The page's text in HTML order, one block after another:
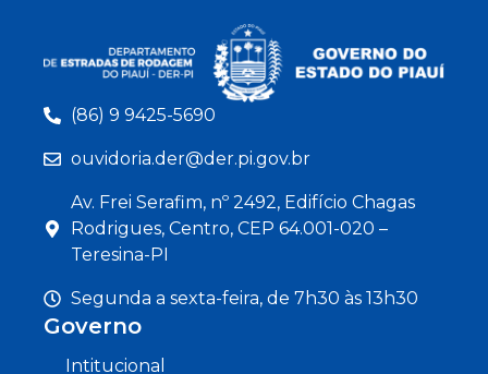
(86) 9 9425-5690
ouvidoria.der@der.pi.gov.br
Av. Frei Serafim, nº 2492, Edifício Chagas
Rodrigues, Centro, CEP 64.001-020 –
Teresina-PI
Segunda a sexta-feira, de 7h30 às 13h30
Governo
Intitucional